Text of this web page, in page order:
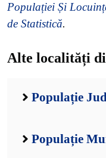
Populației Și
de Statistică.
Alte localități
Populație
Populație